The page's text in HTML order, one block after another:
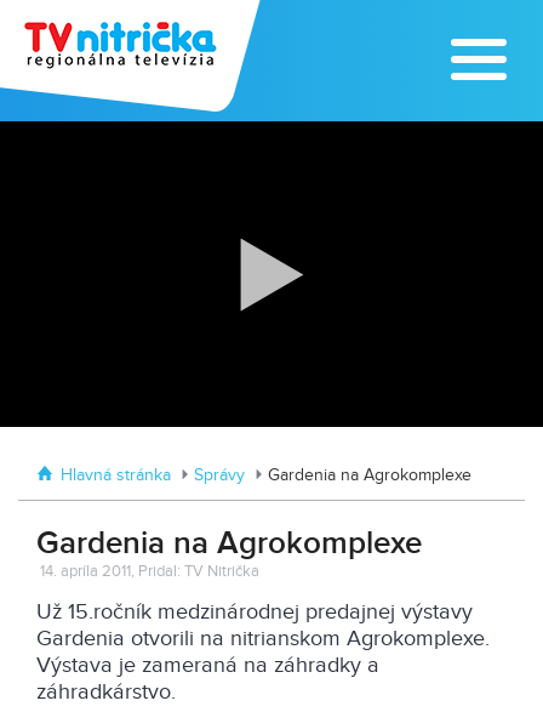
Zoo v Lužiankach
Hlavná stránka Správy Gardenia na Agrokomplexe
Gardenia na Agrokomplexe
14. apríla 2011, Pridal: TV Nitrička
Už 15.ročník medzinárodnej predajnej výstavy
Gardenia otvorili na nitrianskom Agrokomplexe.
Výstava je zameraná na záhradky a
záhradkárstvo.